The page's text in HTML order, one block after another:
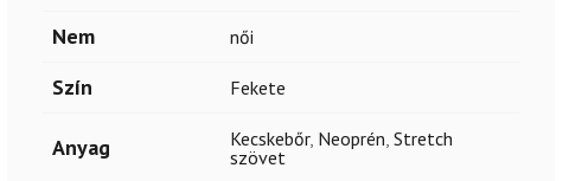
Nem női
Szín Fekete
Anyag Kecskebőr, Neoprén, Stretch
szövet